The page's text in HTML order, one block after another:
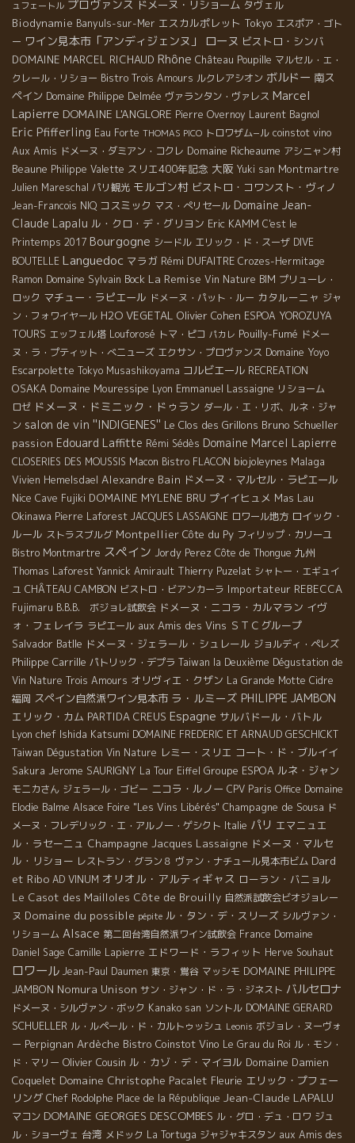
ュフェートル プロヴァンス ドメーヌ・リショーム タヴェル
Biodynamie Banyuls-sur-Mer エスカルポレット Tokyo エスポア・ゴト
ー ワイン見本市「アンディジェンヌ」 ローヌ ビストロ・シンバ
DOMAINE MARCEL RICHAUD Rhône Château Poupille マルセル・エ・
クレール・リショー Bistro Trois Amours ルクレアシオン ボルドー 南ス
ペイン Domaine Philippe Delmée ヴァランタン・ヴァレス Marcel
Lapierre DOMAINE L'ANGLORE Pierre Overnoy Laurent Bagnol
Eric Pfifferling Eau Forte THOMAS PICO トロワザム−ル coinstot vino
Aux Amis ドメーヌ・ダミアン・コクレ Domaine Richeaume アシニャン村
Beaune Philippe Valette スリエ400年記念 大阪 Yuki san Montmartre
Julien Mareschal パリ観光 モルゴン村 ビストロ・コワンスト・ヴィノ
Jean-Francois NIQ コスミック マス・ぺリセール Domaine Jean-
Claude Lapalu ル・クロ・デ・グリヨン Eric KAMM C'est le
Printemps 2017 Bourgogne シードル エリック・ド・スーザ DIVE
BOUTELLE Languedoc マラガ Rémi DUFAITRE Crozes-Hermitage
Ramon Domaine Sylvain Bock La Remise Vin Nature BIM プリューレ・
ロック マチュー・ラピエール ドメーヌ・パット・ルー カタルーニャ ジャ
ン・フォワイヤール H2O VEGETAL Olivier Cohen ESPOA YOROZUYA
TOURS エッフェル塔 Louforosé トマ・ピコ パカレ Pouilly-Fumé ドメー
ヌ・ラ・プティット・べニューズ エクサン・プロヴァンス Domaine Yoyo
Escarpolette Tokyo Musashikoyama コルビエール RECREATION
OSAKA Domaine Mouressipe Lyon Emmanuel Lassaigne リショーム
ロゼ ドメーヌ・ドミニック・ドゥラン ダール・エ・リボ、ルネ・ジャ
ン salon de vin ''INDIGENES'' Le Clos des Grillons Bruno Schueller
passion Edouard Laffitte Rémi Sédès Domaine Marcel Lapierre
CLOSERIES DES MOUSSIS Macon Bistro FLACON biojoleynes Malaga
Vivien Hemelsdael Alexandre Bain ドメーヌ・マルセル・ラピエール
Nice Cave Fujiki DOMAINE MYLENE BRU プイイヒュメ Mas Lau
Okinawa Pierre Laforest JACQUES LASSAIGNE ロワール地方 ロイック・
ルール ストラスブルグ Montpellier Côte du Py フィリップ・カリーユ
Bistro Montmartre スペイン Jordy Perez Côte de Thongue 九州
Thomas Laforest Yannick Amirault Thierry Puzelat シャトー・エギュイ
ユ CHÂTEAU CAMBON ビストロ・ビアンカーラ Importateur REBECCA
Fujimaru B.B.B. ボジョレ試飲会 ドメーヌ・ニコラ・カルマラン イヴ
ォ・フェレイラ ラピエール aux Amis des Vins ＳＴＣグループ
Salvador Batlle ドメーヌ・ジェラール・シュレール ジョルディ・ペレズ
Philippe Carrille パトリック・デプラ Taiwan la Deuxième Dégustation de
Vin Nature Trois Amours オリヴィエ・クザン La Grande Motte Cidre
福岡 スペイン自然派ワイン見本市 ラ・ルミーズ PHILIPPE JAMBON
エリック・カム PARTIDA CREUS Espagne サルバドール・バトル
Lyon chef Ishida Katsumi DOMAINE FREDERIC ET ARNAUD GESCHICKT
Taiwan Dégustation Vin Nature レミー・スリエ コート・ド・ブルイイ
Sakura Jerome SAURIGNY La Tour Eiffel Groupe ESPOA ルネ・ジャン
モニカさん ジェラール・ゴビー ニコラ・ルノー CPV Paris Office Domaine
Elodie Balme Alsace Foire "Les Vins Libérés" Champagne de Sousa ド
メーヌ・フレデリック・エ・アルノー・ゲシクト Italie パリ エマニュエ
ル・ラセーニュ Champagne Jacques Lassaigne ドメーヌ・マルセ
ル・リショー レストラン・グラン８ ヴァン・ナチュール見本市ビム Dard
et Ribo AD VINUM オリオル・アルティギャス ローラン・バニョル
Le Casot des Mailloles Côte de Brouilly 自然派試飲会ビオジョレー
ヌ Domaine du possible pépite ル・タン・デ・スリーズ シルヴァン・
リショーム Alsace 第二回台湾自然派ワイン試飲会 France Domaine
Daniel Sage Camille Lapierre エドワード・ラフィット Herve Souhaut
ロワール Jean-Paul Daumen 東京・鴬谷 マッシモ DOMAINE PHILIPPE
JAMBON Nomura Unison サン・ジャン・ド・ラ・ジネスト バルセロナ
ドメーヌ・シルヴァン・ボック Kanako san ソントル DOMAINE GERARD
SCHUELLER ル・ルペール・ド・カルトゥッシュ Leonis ボジョレ・ヌーヴォ
ー Perpignan Ardèche Bistro Coinstot Vino Le Grau du Roi ル・モン・
ド・マリー Olivier Cousin ル・カゾ・デ・マイヨル Domaine Damien
Coquelet Domaine Christophe Pacalet Fleurie エリック・プフェー
リング Chef Rodolphe Place de la République Jean-Claude LAPALU
マコン DOMAINE GEORGES DESCOMBES ル・グロ・デュ・ロワ ジュ
ル・ショーヴェ 台湾 メドック La Tortuga ジャジャキスタン aux Amis des